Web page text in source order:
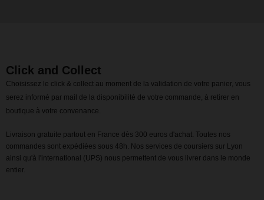
Click and Collect
Choisissez le click & collect au moment de la validation de votre panier, vous
serez informé par mail de la disponibilité de votre commande, à retirer en
boutique à votre convenance.
Livraison gratuite partout en France dès 300 euros d'achat. Toutes nos
commandes sont expédiées sous 48h. Nos services de coursiers sur Lyon
ainsi qu'à l'international (UPS) nous permettent de vous livrer dans le monde
entier.